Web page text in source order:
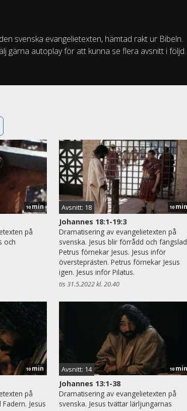
svenska evangelietexten, hämtad rakt ur Bibeln.
gärna autoplay för att kunna se flera avsnitt i följd.
10 min
på
och
Avsnitt: 18 10 min
Johannes 18:1-19:3
Dramatisering av evangelietexten på
svenska. Jesus blir förrådd och
Petrus förnekar Jesus. Jesus inför
översteprästen. Petrus förnekar Jesus
igen. Jesus inför Pilatus.
tis 31.5.2022 kl. 20.40
10 min
på
Jesus
Avsnitt: 14 10 min
Johannes 13:1-38
Dramatisering av evangelietexten på
svenska. Jesus tvättar lärljungarnas